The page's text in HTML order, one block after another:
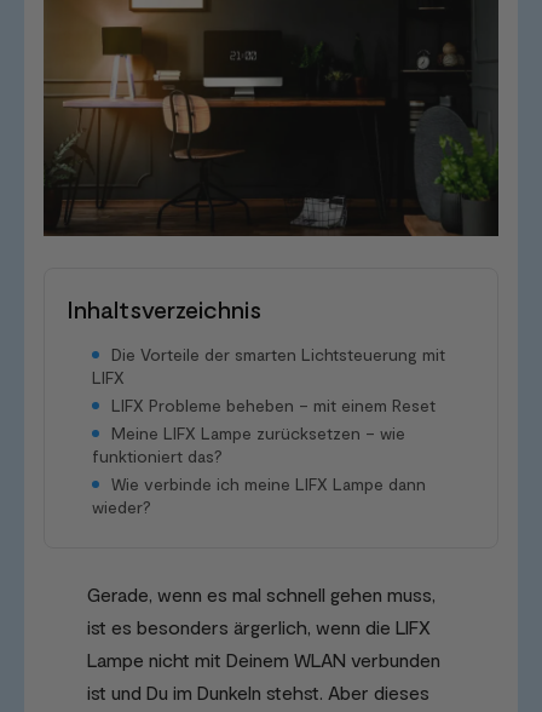
Inhaltsverzeichnis
Die Vorteile der smarten Lichtsteuerung mit
LIFX
LIFX Probleme beheben – mit einem Reset
Meine LIFX Lampe zurücksetzen – wie
funktioniert das?
Wie verbinde ich meine LIFX Lampe dann
wieder?
Gerade, wenn es mal schnell gehen muss,
ist es besonders ärgerlich, wenn die LIFX
Lampe nicht mit Deinem WLAN verbunden
ist und Du im Dunkeln stehst. Aber dieses